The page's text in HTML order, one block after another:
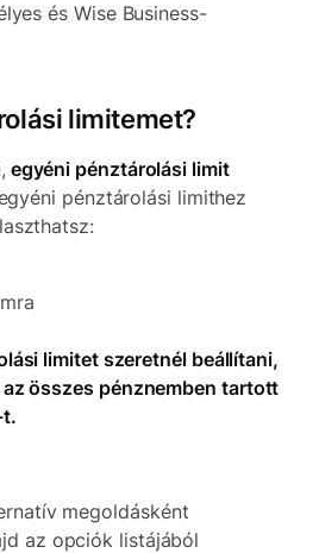
és Wise Business-
limitemet?
egyéni pénztárolási limit
pénztárolási limithez
limitet szeretnél beállítani,
összes pénznemben tartott
t.
megoldásként
az opciók listájából